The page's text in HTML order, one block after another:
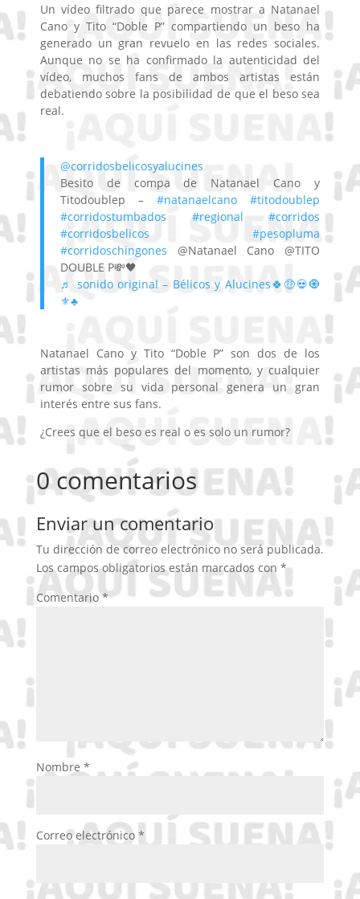
Un vídeo filtrado que parece mostrar a Natanael
Cano y Tito “Doble P” compartiendo un beso ha
generado un gran revuelo en las redes sociales.
Aunque no se ha confirmado la autenticidad del
vídeo, muchos fans de ambos artistas están
debatiendo sobre la posibilidad de que el beso sea
real.
@corridosbelicosyalucines
Besito de compa de Natanael Cano y
Titodoublep –#natanaelcano
#titodoublep
#corridostumbados
#regional
#corridos
#corridosbelicos
#pesopluma
#corridoschingones @Natanael Cano @TITO
DOUBLE P💸🖤
♬ sonido original – Bélicos y Alucines🍀🤑💀🧿
⚜️♣️
Natanael Cano y Tito “Doble P” son dos de los
artistas más populares del momento, y cualquier
rumor sobre su vida personal genera un gran
interés entre sus fans.
¿Crees que el beso es real o es solo un rumor?
0 comentarios
Enviar un comentario
Tu dirección de correo electrónico no será publicada.
Los campos obligatorios están marcados con *
Comentario*
Nombre *
Correo electrónico *